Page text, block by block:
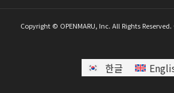
Copyright © OPENMARU, Inc. All Rights Reserved.
한글